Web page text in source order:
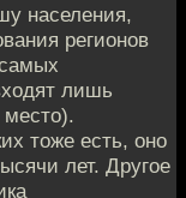
населения,
регионов
лишь
тоже есть, оно
лет. Другое